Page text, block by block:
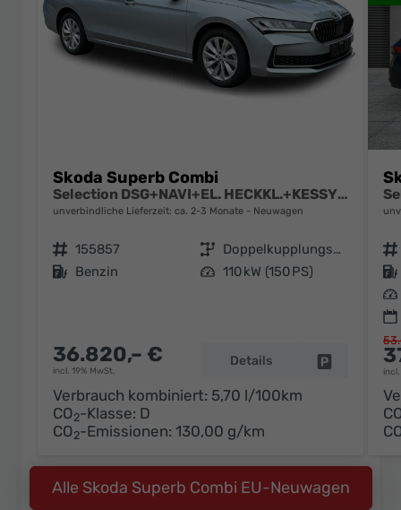
Skoda Superb Combi
Selection DSG+NAVI+EL. HECKKL.+KESSY+SHZ V+H
unverbindliche Lieferzeit: ca. 2-3 Monate Neuwagen
Fahrzeugnr. 155857 Getriebe
Doppelkupplungsgetriebe (DSG)
Kraftstoff Benzin Leistung 110 kW (150 PS)
36.820,– €
incl. 19% MwSt.
Details Fahrzeug
Verbrauch kombiniert: 5,70 l/100km
CO2-Klasse: D
CO2-Emissionen: 130,00 g/km
Fahrzeugnr.
Kraftstoff
Leistung
Alle Skoda Superb Combi EU-Neuwagen